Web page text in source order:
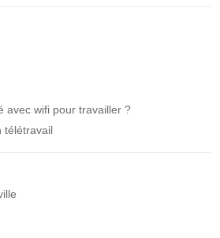
avec wifi pour travailler ?
télétravail